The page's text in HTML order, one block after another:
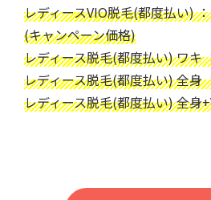
レディースVIO脱毛(都度払い)
(キャンペーン価格)
レディース脱毛(都度払い) ワキ
レディース脱毛(都度払い) 全身
レディース脱毛(都度払い) 全身